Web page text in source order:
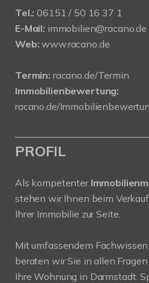
Tel.: 06151 / 50 16 37 1
E-Mail: immobilien@racano.de
Web: www.racano.de
Termin: racano.de/Termin
Immobilienbewertung:
racano.de/
PROFIL
Als kompetenter
stehen wir Ihnen beim
Ihrer Immobilie zur Seite.
Mit umfassendem
beraten wir Sie in allen
Ihre Wohnung in Darmstadt.